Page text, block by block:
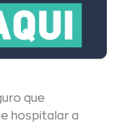
que
hospitalar a